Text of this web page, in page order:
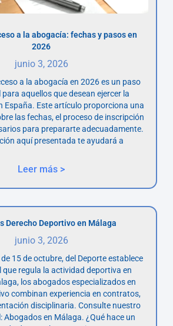
a la abogacía: fechas y pasos en
2026
junio 3, 2026
a la abogacía en 2026 es un paso
aquellos que desean ejercer la
España. Este artículo proporciona una
las fechas, el proceso de inscripción
para prepararte adecuadamente.
aquí presentada te ayudará a
Leer más >
Derecho Deportivo en Málaga
junio 3, 2026
15 de octubre, del Deporte establece
que regula la actividad deportiva en
los abogados especializados en
combinan experiencia en contratos,
disciplinaria. Consulte nuestro
Abogados en Málaga. ¿Qué hace un